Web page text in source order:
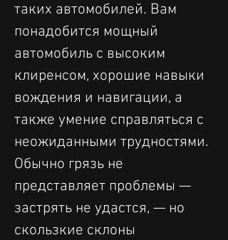
таких автомобилей. Вам
понадобится мощный
автомобиль с высоким
клиренсом, хорошие навыки
вождения и навигации, а
также умение справляться с
неожиданными трудностями.
Обычно грязь не
представляет проблемы —
застрять не удастся, — но
скользкие склоны